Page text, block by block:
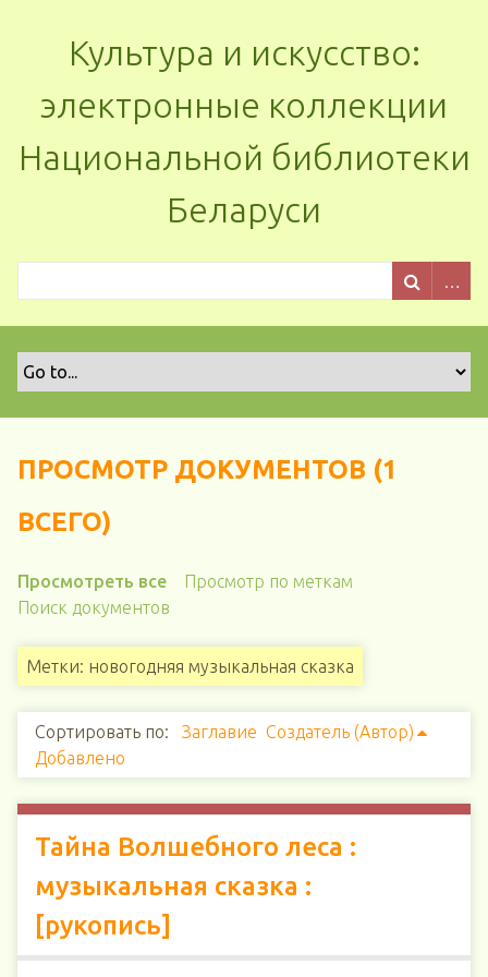
Культура и искусство:
электронные коллекции
Национальной библиотеки
Беларуси
ПРОСМОТР ДОКУМЕНТОВ (1
ВСЕГО)
Просмотреть все
Просмотр по меткам
Поиск документов
Метки: новогодняя музыкальная сказка
Сортировать по: Заглавие Создатель (Автор)
Добавлено
Тайна Волшебного леса :
музыкальная сказка :
[рукопись]